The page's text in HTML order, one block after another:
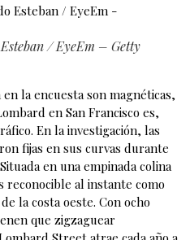
/ EyeEm – Getty
la encuesta son magnéticas,
en San Francisco es,
En la investigación, las
fijas en sus curvas durante
en una empinada colina
reconocible al instante como
la costa oeste. Con ocho
que zigzaguear